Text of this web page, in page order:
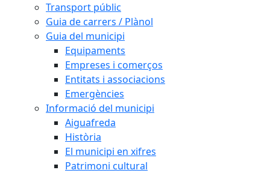
Transport públic
Guia de carrers / Plànol
Guia del municipi
Equipaments
Empreses i comerços
Entitats i associacions
Emergències
Informació del municipi
Aiguafreda
Història
El municipi en xifres
Patrimoni cultural